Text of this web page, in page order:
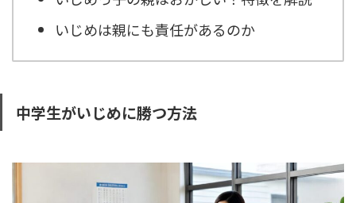
いじめは親にも責任があるのか
中学生がいじめに勝つ方法